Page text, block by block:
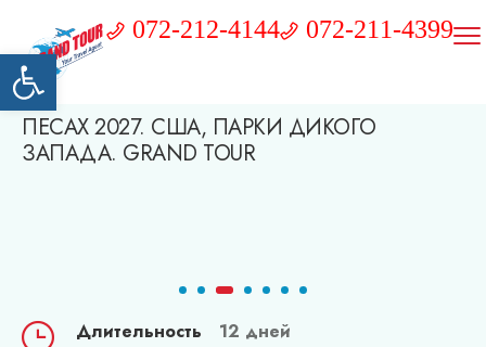
Открыть панель инструментов
072-212-4144 072-211-4399
ПЕСАХ 2027. США, ПАРКИ ДИКОГО
ЗАПАДА. GRAND TOUR
Длительность
12 дней